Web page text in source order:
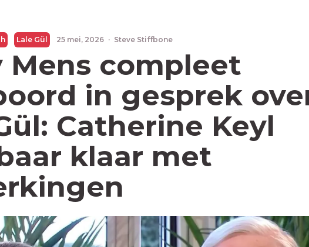
Lale Gül 25 mei, 2026 · Steve Stiffbone
Mens compleet
in gesprek
Catherine Keyl
klaar met